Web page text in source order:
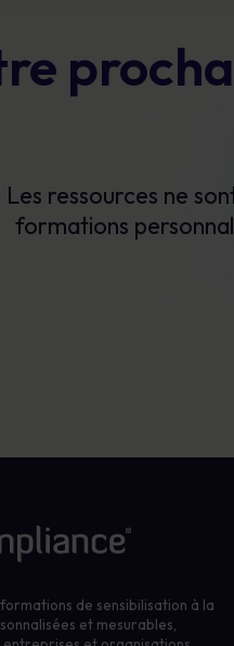
Les ressources ne
formations
de sensibilisation à la
et mesurables,